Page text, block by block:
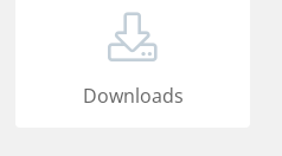
Downloads